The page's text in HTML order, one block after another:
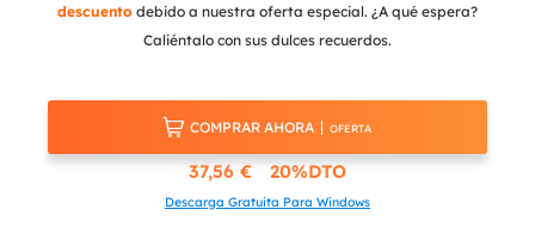
descuento debido a nuestra oferta especial. ¿A qué espera?
Caliéntalo con sus dulces recuerdos.
 COMPRAR AHORA OFERTA
37,56 € 20%DTO
Descarga Gratuita Para Windows